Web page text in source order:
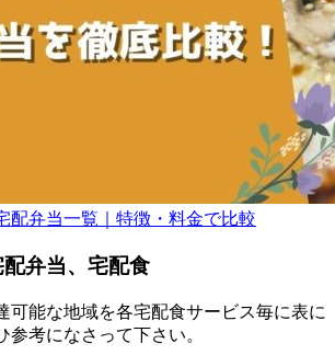
配弁当一覧｜特徴・料金で比較
弁当、宅配食
可能な地域を各宅配食サービス毎に表に
参考になさって下さい。